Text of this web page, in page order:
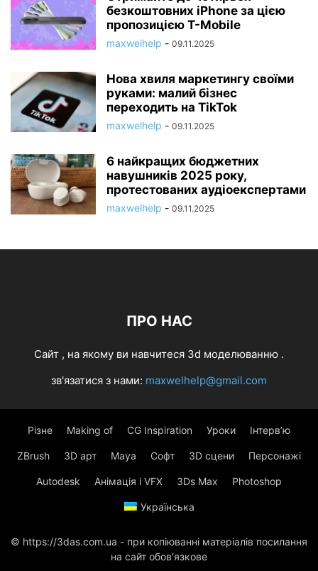
безкоштовних iPhone за цією
пропозицією T-Mobile
maxwelhelp - 09.11.2025
Нова хвиля маркетингу своїми
руками: малий бізнес
переходить на TikTok
maxwelhelp - 09.11.2025
6 найкращих бюджетних
навушників 2025 року,
протестованих аудіоекспертами
maxwelhelp - 09.11.2025
ПРО НАС
Cайт , на якому ви навчитеся 3d моделюванню .
зв'язатися з нами: maxwelhelp@gmail.com
Різне Making of CG Inspiration Уроки Інтерв’ю
ZBrush 3D арт Maya Софт 3D сцени Персонажі
Autodesk Анімація і VFX 3Ds Max Photoshop
Українська
© https://3das.com.ua - при копіюванні матеріалів посилання
на сайт обов'язкове